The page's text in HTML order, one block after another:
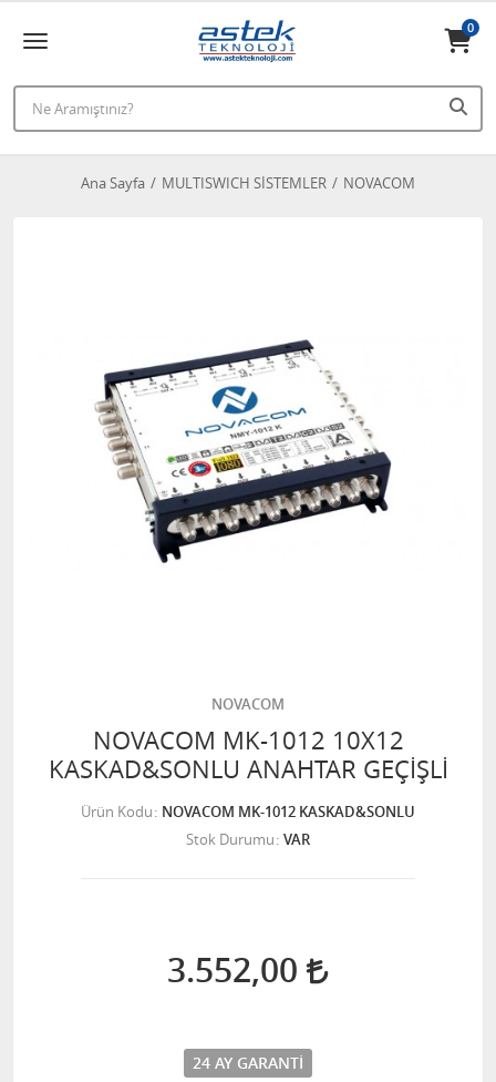
0
Ana Sayfa MULTISWICH SİSTEMLER NOVACOM
NOVACOM
NOVACOM MK-1012 10X12
KASKAD&SONLU ANAHTAR GEÇİŞLİ
Ürün Kodu NOVACOM MK-1012 KASKAD&SONLU
Stok Durumu VAR
3.552,00
24 AY GARANTI